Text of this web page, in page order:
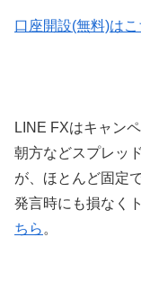
口座開設(無料)はこ
LINE FXはキャン
朝方などスプレッ
が、ほとんど固定
発言時にも損なく
ちら 。